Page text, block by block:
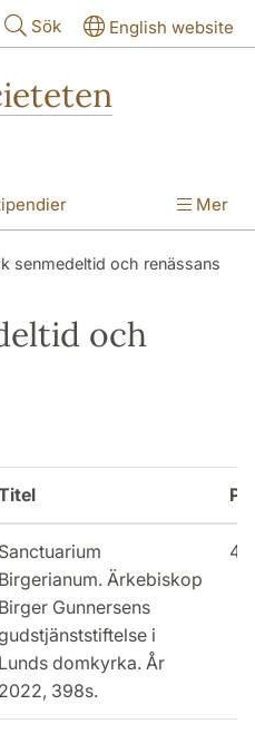
Sök English website
Mer
senmedeltid och renässans
och
Sanctuarium
Birgerianum. Ärkebiskop
Birger Gunnersens
i
Lunds domkyrka. År
2022, 398s.